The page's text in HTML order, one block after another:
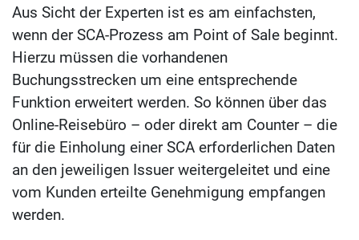
Aus Sicht der Experten ist es am einfachsten,
wenn der SCA-Prozess am Point of Sale beginnt.
Hierzu müssen die vorhandenen
Buchungsstrecken um eine entsprechende
Funktion erweitert werden. So können über das
Online-Reisebüro – oder direkt am Counter – die
für die Einholung einer SCA erforderlichen Daten
an den jeweiligen Issuer weitergeleitet und eine
vom Kunden erteilte Genehmigung empfangen
werden.